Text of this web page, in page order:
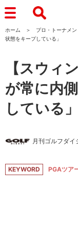
ホーム プロ・トーナメン
状態をキープしている」
【スウィ
が常に内
している」
月刊ゴルフダイ
KEYWORD PGAツア